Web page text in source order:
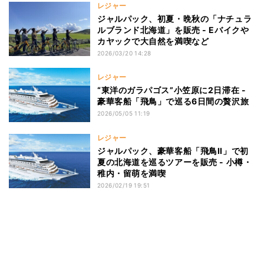
レジャー
ジャルパック、初夏・晩秋の「ナチュラ
ルブランド北海道」を販売 - Eバイクや
カヤックで大自然を満喫など
2026/03/20 14:28
レジャー
“東洋のガラパゴス”小笠原に2日滞在 -
豪華客船「飛鳥」で巡る6日間の贅沢旅
2026/05/05 11:19
レジャー
ジャルパック、豪華客船「飛鳥II」で初
夏の北海道を巡るツアーを販売 - 小樽・
稚内・留萌を満喫
2026/02/19 19:51